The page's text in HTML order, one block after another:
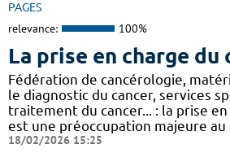
PAGES
relevance: 100%
La prise en charge du
Fédération de cancérologie,
le diagnostic du cancer, services
traitement du cancer... : la prise
est une préoccupation majeure au
18/02/2026 15:25